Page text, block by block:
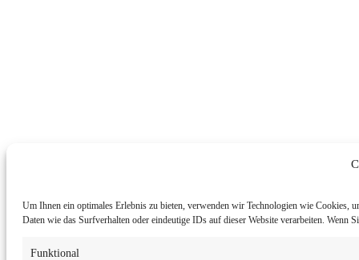
Um Ihnen ein optimales Erlebnis zu bieten, verwenden wir Technologien wie Cookies,
Daten wie das Surfverhalten oder eindeutige IDs auf dieser Website verarbeiten.
Funktional